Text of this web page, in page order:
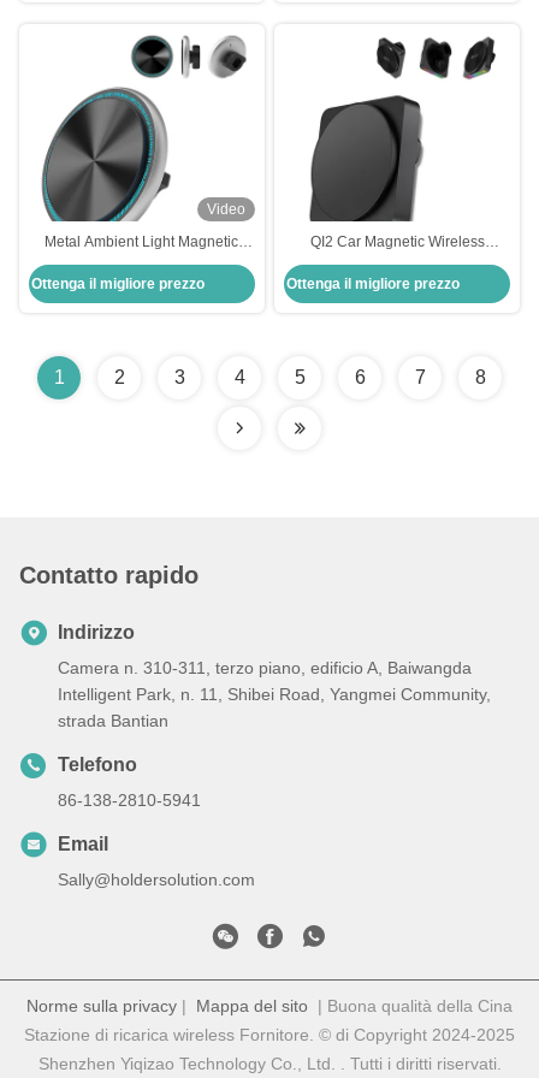
Video
Metal Ambient Light Magnetic
Iphone Charger Car Mount Con
Ricarica Rapida
Ottenga il migliore prezzo
QI2 Car Magnetic Wireless
Charger con 9 colori chiari e
sound pickup
Ottenga il migliore prezzo
1 2 3 4 5 6 7 8
Contatto rapido
Indirizzo
Camera n. 310-311, terzo piano, edificio A, Baiwangda
Intelligent Park, n. 11, Shibei Road, Yangmei Community,
strada Bantian
Telefono
86-138-2810-5941
Email
Sally@holdersolution.com
Norme sulla privacy | Mappa del sito | Buona qualità della Cina
Stazione di ricarica wireless Fornitore. © di Copyright 2024-2025
Shenzhen Yiqizao Technology Co., Ltd. . Tutti i diritti riservati.